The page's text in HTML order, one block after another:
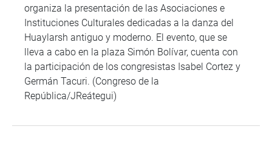
organiza la presentación de las Asociaciones e
Instituciones Culturales dedicadas a la danza del
Huaylarsh antiguo y moderno. El evento, que se
lleva a cabo en la plaza Simón Bolívar, cuenta con
la participación de los congresistas Isabel Cortez y
Germán Tacuri. (Congreso de la
República/JReátegui)